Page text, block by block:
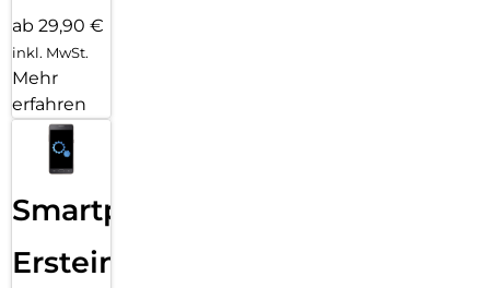
ab 29,90 €
inkl. MwSt.
Mehr
erfahren
Smartphone
Ersteinrichtung